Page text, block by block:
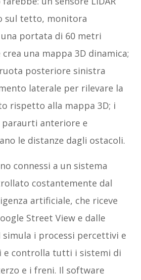
sul tetto, monitora
portata di 60 metri
una mappa 3D dinamica;
posteriore sinistra
laterale per rilevare la
rispetto alla mappa 3D; i
anteriore e
le distanze dagli ostacoli.
connessi a un sistema
costantemente dal
artificiale, che riceve
Street View e dalle
simula i processi percettivi e
e controlla tutti i sistemi di
e i freni. Il software